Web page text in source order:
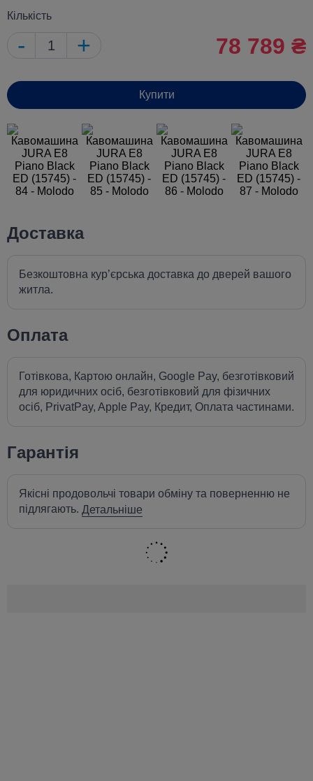
Кількість
- + 78 789 ₴
Купити
Доставка
Безкоштовна кур’єрська доставка до дверей вашого
житла.
Оплата
Готівкова, Картою онлайн, Google Pay, безготівковий
для юридичних осіб, безготівковий для фізичних
осіб, PrivatPay, Apple Pay, Кредит, Оплата частинами.
Гарантія
Якісні продовольчі товари обміну та поверненню не
підлягають. Детальніше